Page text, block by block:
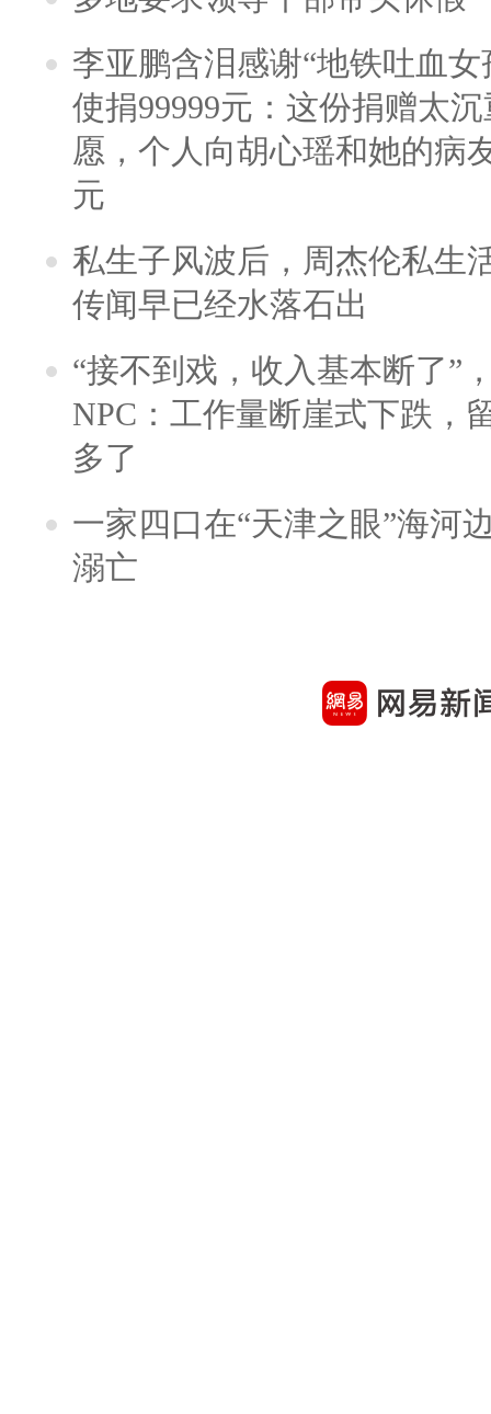
李亚鹏含泪感谢“地铁吐血
使捐99999元：这份捐赠太
愿，个人向胡心瑶和她的病
元
私生子风波后，周杰伦私生
传闻早已经水落石出
“接不到戏，收入基本断了”
NPC：工作量断崖式下跌，
多了
一家四口在“天津之眼”海河
溺亡